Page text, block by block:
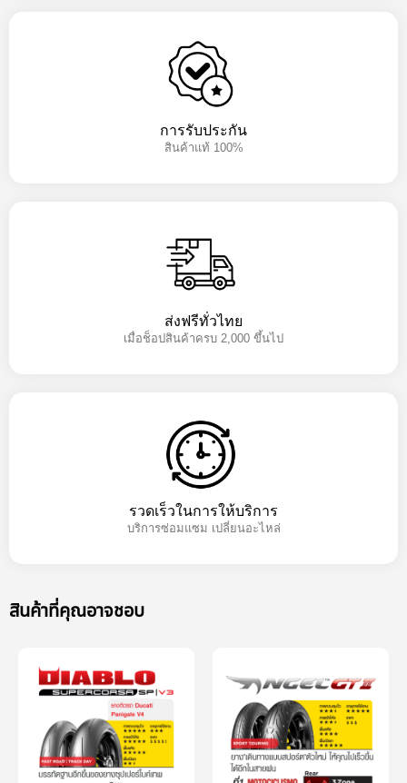
การรับประกัน
สินค้าแท้ 100%
ส่งฟรีทั่วไทย
เมื่อช็อปสินค้าครบ 2,000 ขึ้นไป
รวดเร็วในการให้บริการ
บริการซ่อมแซม เปลี่ยนอะไหล่
สินค้าที่คุณอาจชอบ